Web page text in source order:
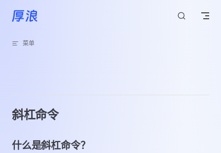
跳转到内容
菜单
斜杠命令
什么是斜杠命令？